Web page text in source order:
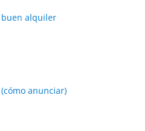
alquiler
anunciar)